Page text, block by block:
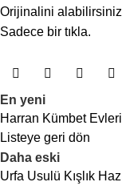
Orijinalini
Sadece bir tıkla.
En yeni
Harran Kümbet
Listeye geri dön
Daha eski
Urfa Usulü Kışlık